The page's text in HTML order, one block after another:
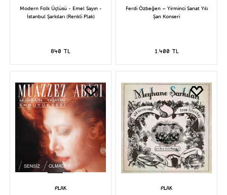
Modern Folk Üçlüsü - Emel Sayın -
İstanbul Şarkıları (Renkli Plak)
840 TL
Ferdi Özbeğen – Yirminci Sanat Yılı
Şan Konseri
1.400 TL